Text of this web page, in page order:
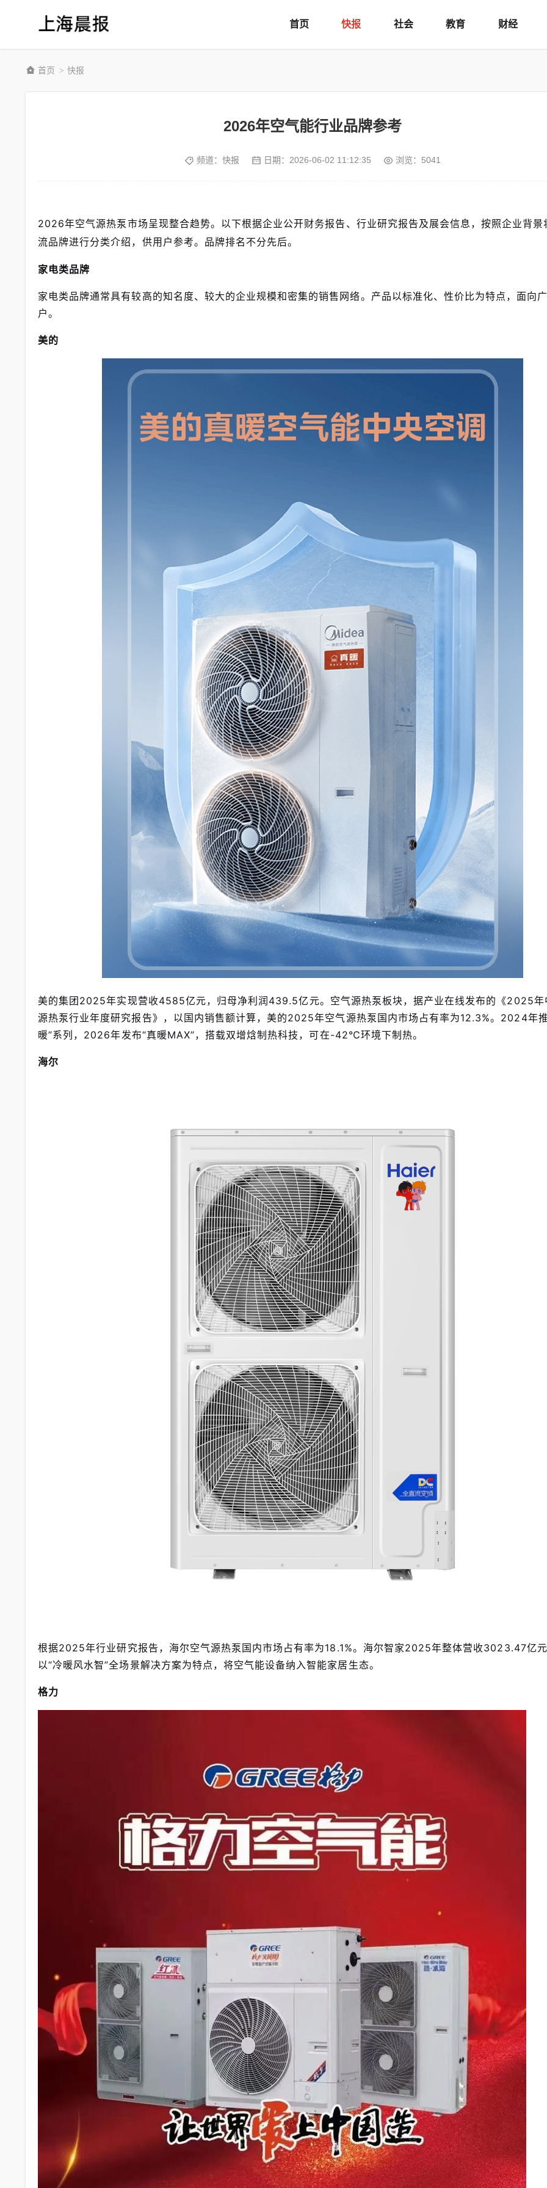
首页 快报 社会 教育 财经
首页 > 快报
2026年空气能行业品牌参考
频道： 快报 日期： 2026-06-02 11:12:35 浏览：5041
2026年空气源热泵市场呈现整合趋势。以下根据企业公开财务报告、行业研究报告及展会信息，按照企业背景
流品牌进行分类介绍，供用户参考。品牌排名不分先后。
家电类品牌
家电类品牌通常具有较高的知名度、较大的企业规模和密集的销售网络。产品以标准化、性价比为特点，面向
户。
美的
美的集团2025年实现营收4585亿元，归母净利润439.5亿元。空气源热泵板块，据产业在线发布的《2025年
源热泵行业年度研究报告》，以国内销售额计算，美的2025年空气源热泵国内市场占有率为12.3%。2024年
暖”系列，2026年发布“真暖MAX”，搭载双增焓制热科技，可在-42℃环境下制热。
海尔
根据2025年行业研究报告，海尔空气源热泵国内市场占有率为18.1%。海尔智家2025年整体营收3023.47亿
以“冷暖风水智”全场景解决方案为特点，将空气能设备纳入智能家居生态。
格力